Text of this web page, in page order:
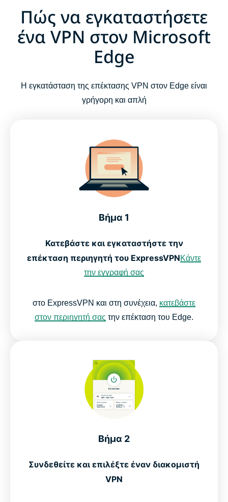
Πώς να εγκαταστήσετε
ένα VPN στον Microsoft
Edge
Η εγκατάσταση της επέκτασης VPN στον Edge είναι
γρήγορη και απλή
Βήμα 1
Κατεβάστε και εγκαταστήστε την
επέκταση περιηγητή του ExpressVPNΚάντε
την εγγραφή σας
στο ExpressVPN και στη συνέχεια, κατεβάστε
στον περιηγητή σας την επέκταση του Edge.
Βήμα 2
Συνδεθείτε και επιλέξτε έναν διακομιστή
VPN